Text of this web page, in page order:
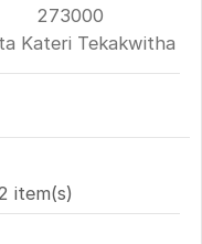
273000
Kateri Tekakwitha
item(s)